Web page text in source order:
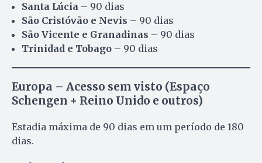
Santa Lúcia – 90 dias
São Cristóvão e Nevis – 90 dias
São Vicente e Granadinas – 90 dias
Trinidad e Tobago – 90 dias
Europa – Acesso sem visto (Espaço
Schengen + Reino Unido e outros)
Estadia máxima de 90 dias em um período de 180
dias.